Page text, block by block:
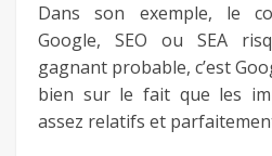
Dans son exemple, le
Google, SEO ou SEA
gagnant probable, c’est
bien sur le fait que les
assez relatifs et